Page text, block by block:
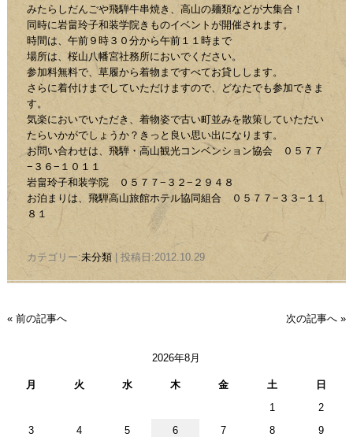
みたらしだんごや飛騨牛串焼き、高山の麺類などが大集合！
同時に岩畠玲子和装学院きものイベントが開催されます。
時間は、午前９時３０分から午前１１時まで
場所は、桜山八幡宮社務所においでください。
参加料無料で、草履から着物まですべてお貸しします。
さらに着付けまでしていただけますので、どなたでも参加できま
す。
気楽においでいただき、着物姿で古い町並みを散策していただい
たらいかがでしょうか？きっと良い思い出になります。
お問い合わせは、飛騨・高山観光コンベンション協会 ０５７７
−３６−１０１１
岩畠玲子和装学院 ０５７７−３２−２９４８
お泊まりは、飛騨高山旅館ホテル協同組合 ０５７７−３３−１１
８１
カテゴリー:未分類| 投稿日:2012.10.29
« 前の記事へ 次の記事へ »
2026年8月
月 火 水 木 金 土
日
1
2
3
4 5 6 7 8
9